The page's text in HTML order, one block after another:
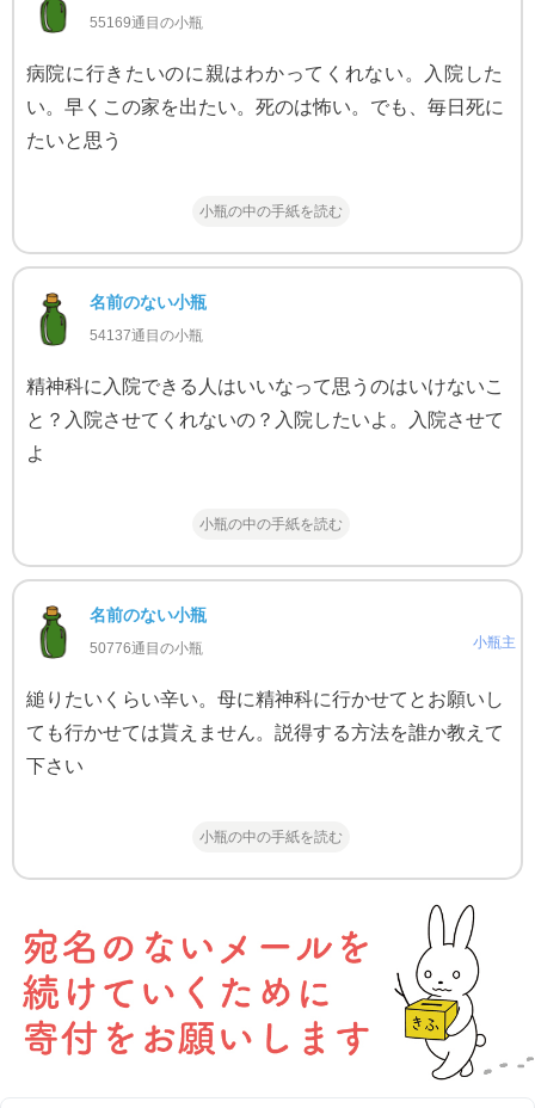
55169通目の小瓶
病院に行きたいのに親はわかってくれない。入院した
い。早くこの家を出たい。死のは怖い。でも、毎日死に
たいと思う
小瓶の中の手紙を読む
名前のない小瓶
54137通目の小瓶
精神科に入院できる人はいいなって思うのはいけないこ
と？入院させてくれないの？入院したいよ。入院させて
よ
小瓶の中の手紙を読む
名前のない小瓶
50776通目の小瓶 小瓶主
縋りたいくらい辛い。母に精神科に行かせてとお願いし
ても行かせては貰えません。説得する方法を誰か教えて
下さい
小瓶の中の手紙を読む